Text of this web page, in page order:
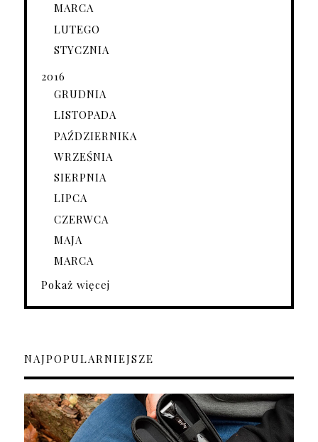
MARCA
LUTEGO
STYCZNIA
2016
GRUDNIA
LISTOPADA
PAŹDZIERNIKA
WRZEŚNIA
SIERPNIA
LIPCA
CZERWCA
MAJA
MARCA
Pokaż więcej
NAJPOPULARNIEJSZE